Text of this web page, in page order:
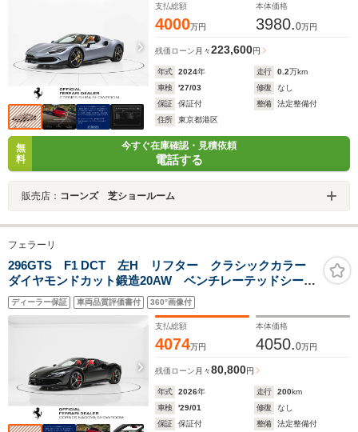
支払総額
4000万円
本体価格
3980.0万円
残価ローン 月々223,600円
年式 2024年 走行 0.2万km
車検
'27/03 修復
なし
保証
保証付 整備
法定整備付
住所
東京都港区
無
料
今すぐ在庫確認・見積依頼
電話する
販売店： コーンズ 芝ショールーム
フェラーリ
296GTS F1 DCT 左H リフター クラシックカラー
ダイヤモンドカット鍛造20AW ベンチレーテッドシー
ト ブラックテールパイプ
ディーラー保証 車両品質評価書付 360°画像付
支払総額
4074万円
本体価格
4050.0万円
残価ローン 月々80,800円
年式 2026年 走行 200km
車検
'29/01 修復
なし
保証
保証付 整備
法定整備付